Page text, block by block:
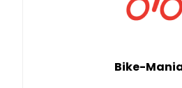
Bike-